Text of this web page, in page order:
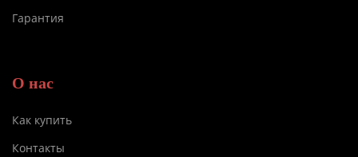
Гарантия
О нас
Как купить
Контакты